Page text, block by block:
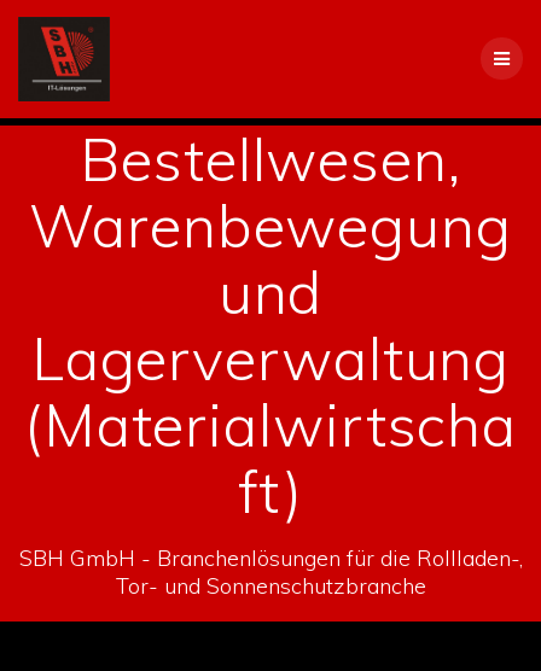
Bestellwesen,
Warenbewegung
und
Lagerverwaltung
(Materialwirtscha
ft)
SBH GmbH - Branchenlösungen für die Rollladen-,
Tor- und Sonnenschutzbranche